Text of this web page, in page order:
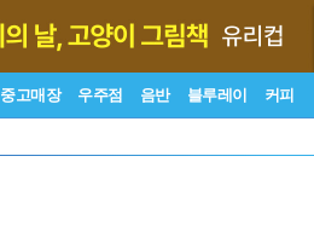
중고매장 우주점 음반 블루레이 커피